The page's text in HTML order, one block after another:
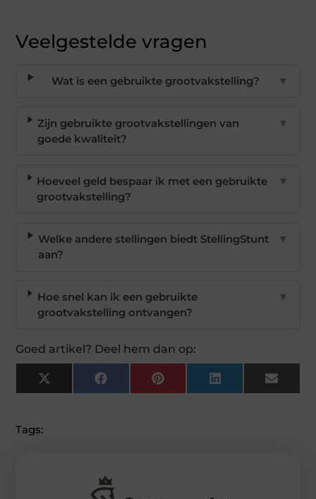
Veelgestelde vragen
Wat is een gebruikte grootvakstelling? ▼
Zijn gebruikte grootvakstellingen van
goede kwaliteit?
▼
Hoeveel geld bespaar ik met een gebruikte
grootvakstelling?
▼
Welke andere stellingen biedt StellingStunt
aan?
▼
Hoe snel kan ik een gebruikte
grootvakstelling ontvangen?
▼
Goed artikel? Deel hem dan op:
X
(Twitter)
FacebookPinterest LinkedIn Email
Tags: